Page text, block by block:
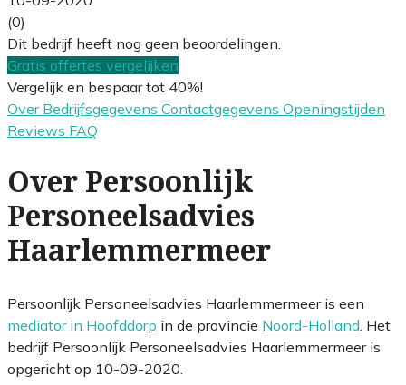
(0)
Dit bedrijf heeft nog geen beoordelingen.
Gratis offertes vergelijken
Vergelijk en bespaar tot 40%!
Over Bedrijfsgegevens Contactgegevens Openingstijden
Reviews FAQ
Over Persoonlijk
Personeelsadvies
Haarlemmermeer
Persoonlijk Personeelsadvies Haarlemmermeer is een
mediator in Hoofddorp in de provincie Noord-Holland . Het
bedrijf Persoonlijk Personeelsadvies Haarlemmermeer is
opgericht op 10-09-2020.